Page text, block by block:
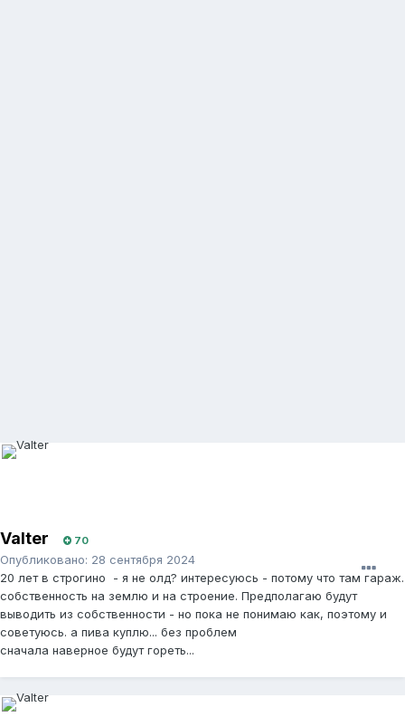
Valter 70
Опубликовано: 28 сентября 2024
20 лет в строгино - я не олд? интересуюсь - потому что там гараж.
собственность на землю и на строение. Предполагаю будут
выводить из собственности - но пока не понимаю как, поэтому и
советуюсь. а пива куплю... без проблем
сначала наверное будут гореть...